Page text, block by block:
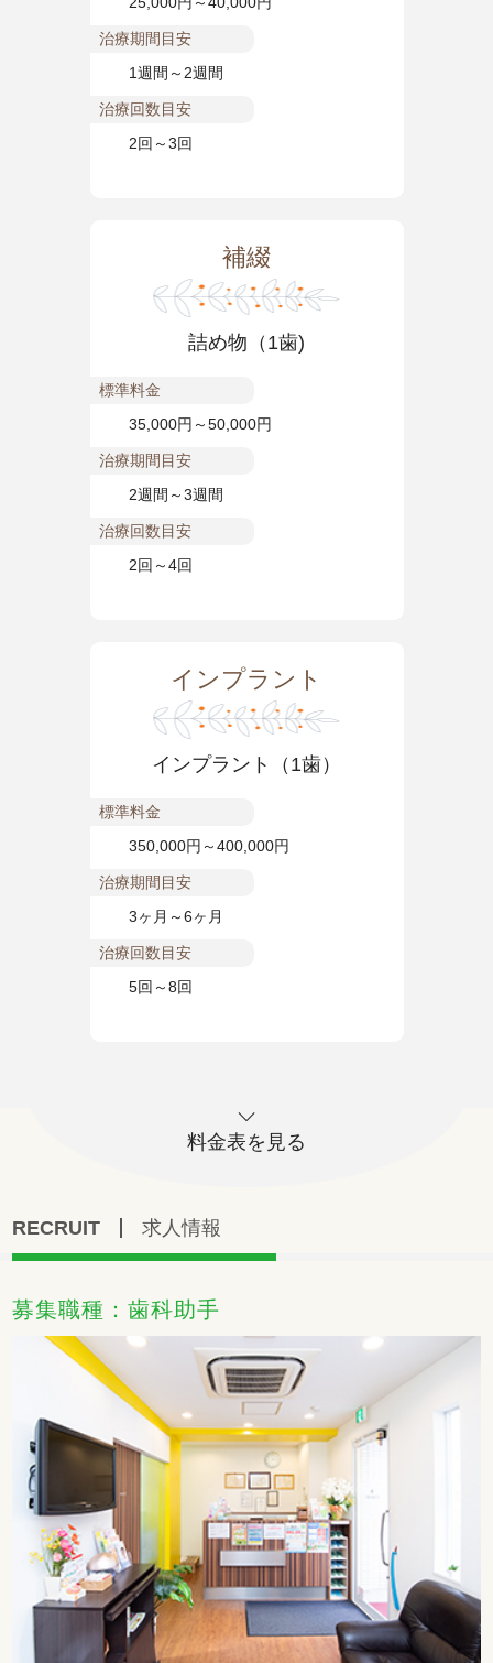
治療期間目安
1週間～2週間
治療回数目安
2回～3回
補綴
詰め物（1歯)
標準料金
35,000円～50,000円
治療期間目安
2週間～3週間
治療回数目安
2回～4回
インプラント
インプラント（1歯）
標準料金
350,000円～400,000円
治療期間目安
3ヶ月～6ヶ月
治療回数目安
5回～8回
料金表を見る
RECRUIT 求人情報
募集職種：歯科助手